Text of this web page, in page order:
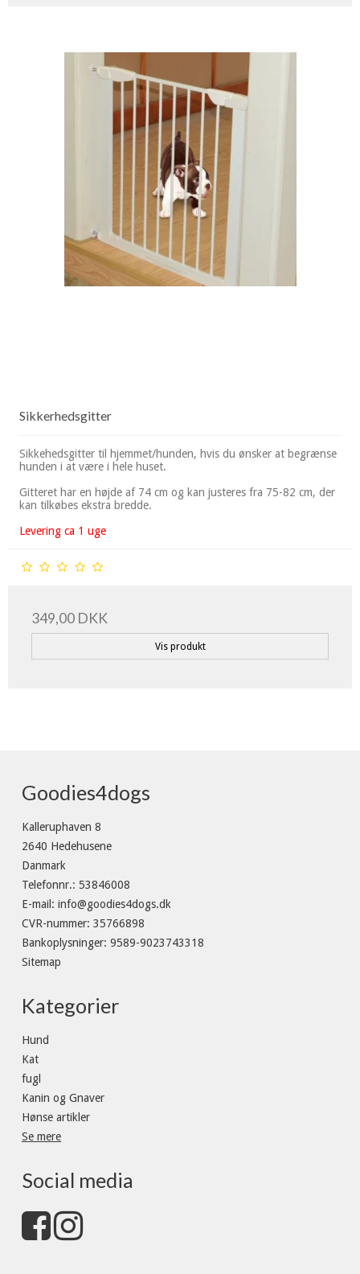
Sikkerhedsgitter
Sikkehedsgitter til hjemmet/hunden, hvis du ønsker at begrænse
hunden i at være i hele huset.
Gitteret har en højde af 74 cm og kan justeres fra 75-82 cm, der
kan tilkøbes ekstra bredde.
Levering ca 1 uge
349,00 DKK
Vis produkt
Goodies4dogs
Kalleruphaven 8
2640 Hedehusene
Danmark
Telefonnr.: 53846008
E-mail : info@goodies4dogs.dk
CVR-nummer: 35766898
Bankoplysninger: 9589-9023743318
Sitemap
Kategorier
Hund
Kat
fugl
Kanin og Gnaver
Hønse artikler
Se mere
Social media